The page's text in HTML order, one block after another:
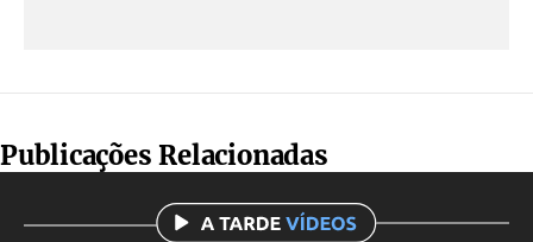
Publicações Relacionadas